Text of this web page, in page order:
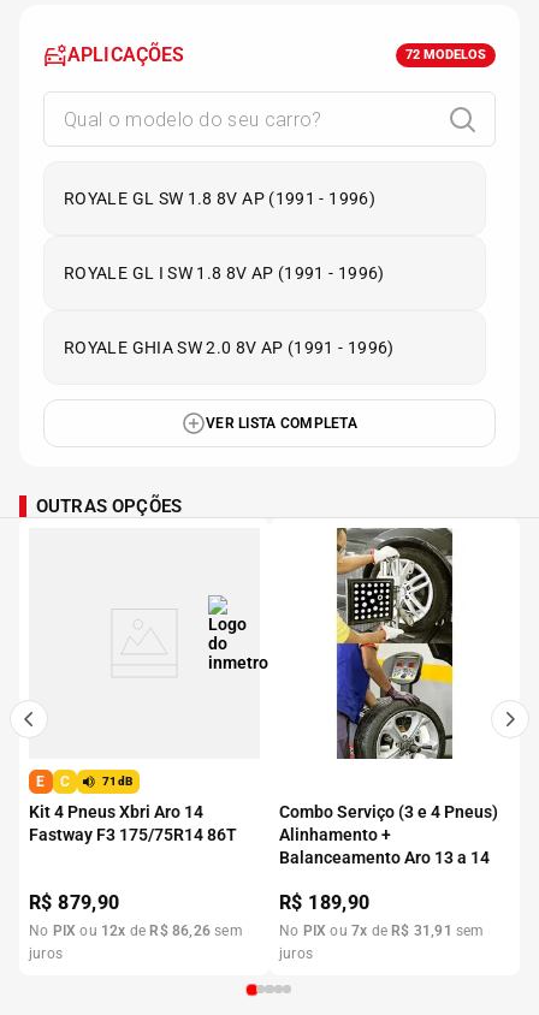
APLICAÇÕES 72 MODELOS
ROYALE GL SW 1.8 8V AP (1991 - 1996)
ROYALE GL I SW 1.8 8V AP (1991 - 1996)
ROYALE GHIA SW 2.0 8V AP (1991 - 1996)
VER LISTA COMPLETA
OUTRAS OPÇÕES
E C 71dB
Kit 4 Pneus Xbri Aro 14
Fastway F3 175/75R14 86T
R$879,90
No PIX ou 12x de R$ 86,26 sem
juros
Combo Serviço (3 e 4 Pneus)
Alinhamento +
Balanceamento Aro 13 a 14
R$ 189,90
No PIX ou7x de R$ 31 ,91 sem
juros